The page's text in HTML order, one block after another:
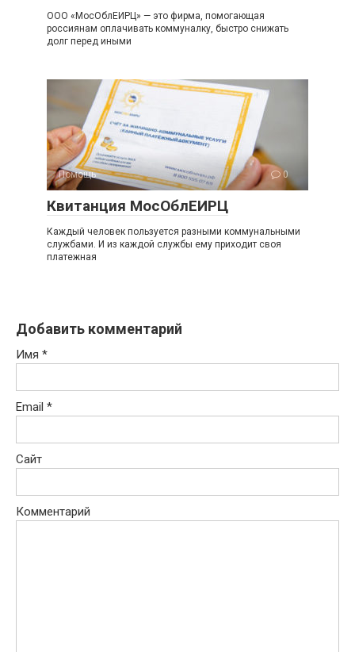
ООО «МосОблЕИРЦ» — это фирма, помогающая
россиянам оплачивать коммуналку, быстро снижать
долг перед иными
Помощь 0
Квитанция МосОблЕИРЦ
Каждый человек пользуется разными коммунальными
службами. И из каждой службы ему приходит своя
платежная
Добавить комментарий
Имя *
Email *
Сайт
Комментарий